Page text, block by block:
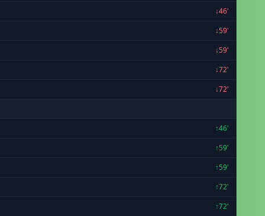
↓46'
↓59'
↓59'
↓72'
↓72'
↑46'
↑59'
↑59'
↑72'
↑72'